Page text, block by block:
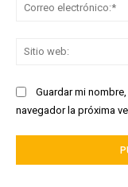
Guardar mi
navegador la próxima